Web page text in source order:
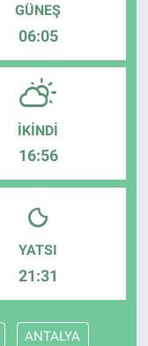
GÜNEŞ
06:05
İKINDI
16:56
YATSI
21:31
ANTALYA